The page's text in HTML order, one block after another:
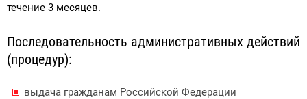
течение 3 месяцев.
Последовательность административных действий
(процедур):
выдача гражданам Российской Федерации